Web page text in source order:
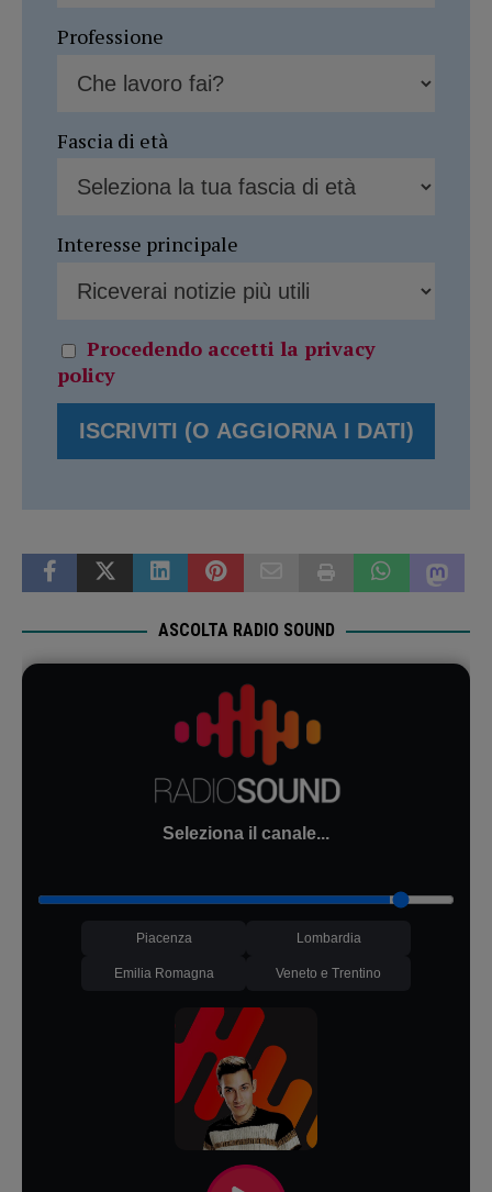
Professione
Fascia di età
Interesse principale
Procedendo accetti la privacy
policy
ASCOLTA RADIO SOUND
Seleziona il canale...
Piacenza Lombardia
Emilia Romagna Veneto e Trentino